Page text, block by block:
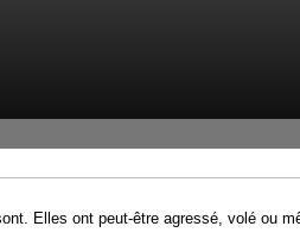
Elles ont peut-être agressé, volé ou